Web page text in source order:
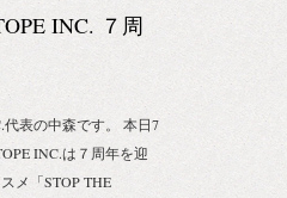
03-6740-1119 ※共に
年2月22日 株式会社
INC. ７周
代表の中森です。 本日7
INC.は７周年を迎
メ「STOP THE